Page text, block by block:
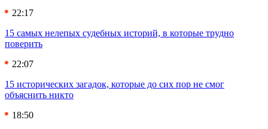
22:17
15 самых нелепых судебных историй, в которые трудно
поверить
22:07
15 исторических загадок, которые до сих пор не смог
объяснить никто
18:50